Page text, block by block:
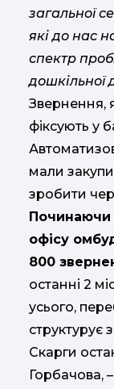
загальної
які до нас
спектр
дошкільної
Звернення,
фіксують у
мали
зробити
Починаючи
офісу
800
останні 2
усього,
структурує
Скарги
Горбачова,